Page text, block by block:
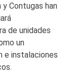
y Contugas han
de unidades
un
e instalaciones